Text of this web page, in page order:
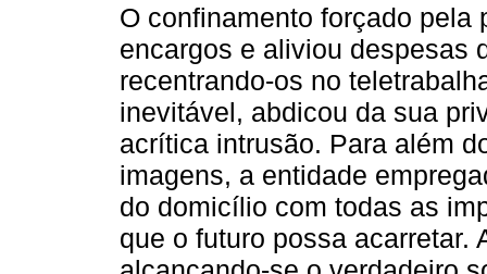
O confinamento forçado pela
encargos e aliviou despesas
recentrando-os no
inevitável, abdicou da sua
acrítica intrusão. Para além
imagens, a entidade
do domicílio com todas as
que o futuro possa acarretar.